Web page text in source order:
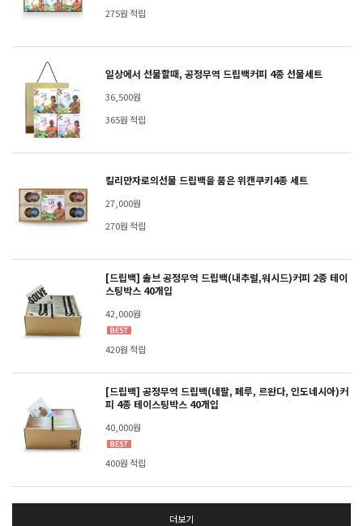
275원 적립
일상에서 선물할때, 공정무역 드립백커피 4종 선물세트
36,500원
365원 적립
킬리만자로의선물 드립백을 품은 위캔쿠키4종 세트
27,000원
270원 적립
[드립백] 솔브 공정무역 드립백(내추럴,워시드)커피 2종 테이
스팅박스 40개입
42,000원
420원 적립
[드립백] 공정무역 드립백(네팔, 페루, 르완다, 인도네시아)커
피 4종 테이스팅박스 40개입
40,000원
400원 적립
더보기